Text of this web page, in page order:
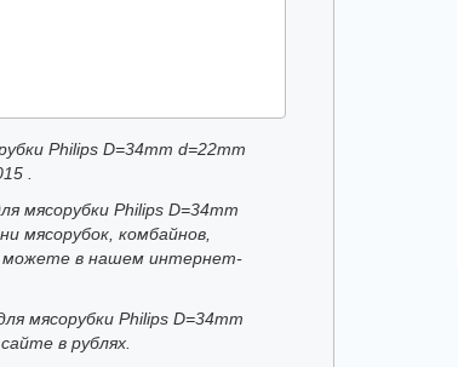
Philips D=34mm d=22mm
.
мясорубки Philips D=34mm
мясорубок, комбайнов,
можете в нашем интернет-
мясорубки Philips D=34mm
в рублях.